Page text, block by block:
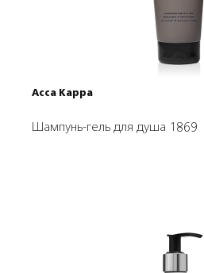
В корзину
Acca Kappa
Шампунь-гель для душа 1869